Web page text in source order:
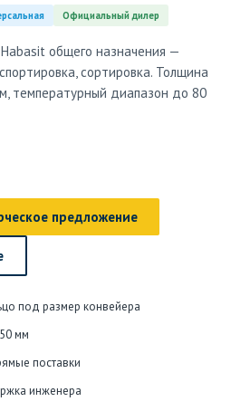
Официальный дилер
общего назначения —
сортировка. Толщина
температурный диапазон до 80
предложение
под размер конвейера
мм
поставки
инженера